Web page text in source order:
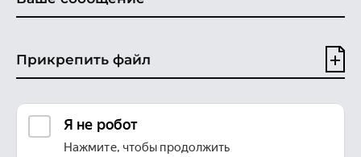
Прикрепить файл